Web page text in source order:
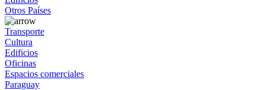
Otros Países
Transporte
Cultura
Edificios
Oficinas
Espacios comerciales
Paraguay